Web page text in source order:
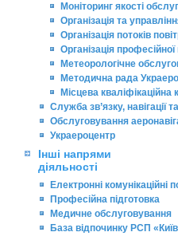
Моніторинг якості
Організація та
Організація потоків
Організація
Метеорологічне
Методична рада
Місцева кваліфікаційна
Служба зв’язку, навігації
Обслуговування
Украероцентр
Інші напрями
діяльності
Електронні комунікаційні
Професійна підготовка
Медичне обслуговування
База відпочинку РСП